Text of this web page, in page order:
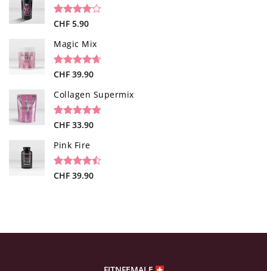
client
Noté
5 basé
1
notation
client
CHF 5.90
Magic Mix
Noté4.65
sur
34
notations
client
CHF 39.90
Collagen Supermix
Noté4.73
sur
26
client
CHF 33.90
Pink Fire
Noté4.47
19
CHF 39.90